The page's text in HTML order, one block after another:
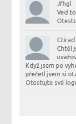
Jfhgl
Ved
Ctirad
Chtěl
Když jsem po
přečetl jsem si
Otestujte své